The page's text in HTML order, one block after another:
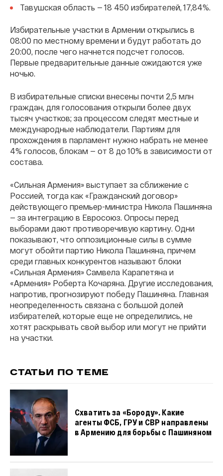
Тавушская область — 18 450 избирателей, 17,84%.
Избирательные участки в Армении открылись в
08:00 по местному времени и будут работать до
20:00, после чего начнется подсчет голосов.
Первые предварительные данные ожидаются уже
ночью.
В избирательные списки внесены почти 2,5 млн
граждан, для голосования открыли более двух
тысяч участков; за процессом следят местные и
международные наблюдатели. Партиям для
прохождения в парламент нужно набрать не менее
4% голосов, блокам — от 8 до 10% в зависимости от
состава.
«Сильная Армения» выступает за сближение с
Россией, тогда как «Гражданский договор»
действующего премьер-министра Никола Пашиняна
— за интеграцию в Евросоюз. Опросы перед
выборами дают противоречивую картину. Одни
показывают, что оппозиционные силы в сумме
могут обойти партию Никола Пашиняна, причем
среди главных конкурентов называют блоки
«Сильная Армения» Самвела Карапетяна и
«Армения» Роберта Кочаряна. Другие исследования,
напротив, прогнозируют победу Пашиняна. Главная
неопределенность связана с большой долей
избирателей, которые еще не определились, не
хотят раскрывать свой выбор или могут не прийти
на участки.
СТАТЬИ ПО ТЕМЕ
Схватить за «Бороду». Какие
агенты ФСБ, ГРУ и СВР направлены
в Армению для борьбы с Пашиняном